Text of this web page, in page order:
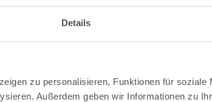
Details
zu personalisieren, Funktionen für soziale
Außerdem geben wir Informationen zu